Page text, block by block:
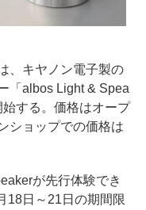
、キヤノン電子製の
「albos Light & Spea
する。価格はオープ
ショップでの価格は
が先行体験でき
18日～21日の期間限